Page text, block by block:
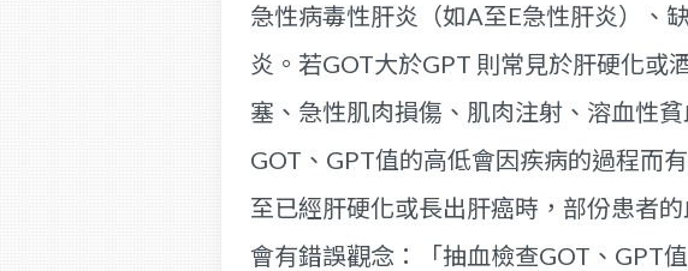
急性病毒性肝炎（如A至E急性肝炎）、
炎。若GOT大於GPT 則常見於肝硬化或
塞、急性肌肉損傷、肌肉注射、溶血性貧
GOT、GPT值的高低會因疾病的過程而
至已經肝硬化或長出肝癌時，部份患者
會有錯誤觀念：「抽血檢查GOT、GPT